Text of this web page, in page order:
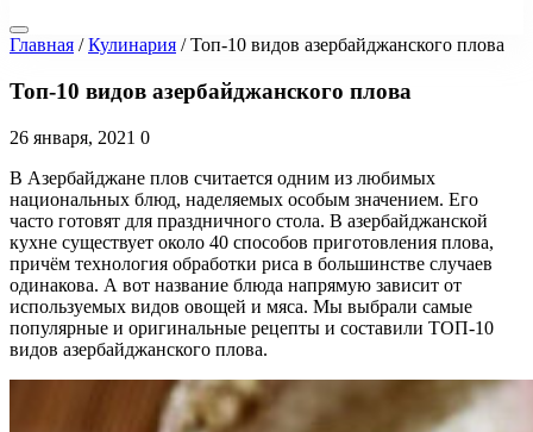
Главная /Кулинария /Топ-10 видов азербайджанского плова
Топ-10 видов азербайджанского плова
26 января, 2021 0
В Азербайджане плов считается одним из любимых
национальных блюд, наделяемых особым значением. Его
часто готовят для праздничного стола. В азербайджанской
кухне существует около 40 способов приготовления плова,
причём технология обработки риса в большинстве случаев
одинакова. А вот название блюда напрямую зависит от
используемых видов овощей и мяса. Мы выбрали самые
популярные и оригинальные рецепты и составили ТОП-10
видов азербайджанского плова.